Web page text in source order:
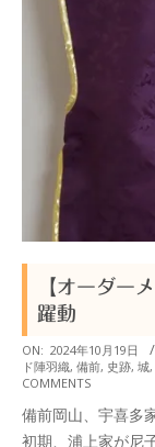
【オーダー
躍動
2024-
10-
ON: 2024年10月19日
ド陣羽織, 備前, 史跡, 城,
COMMENTS
備前岡山、宇喜多
初期、浦上家が尼